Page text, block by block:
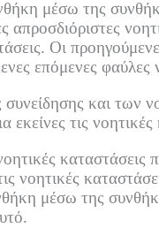
μέσω της
Οι
επόμενες φαύλες
και των
εκείνες τις
καταστάσεις
νοητικές
μέσω της